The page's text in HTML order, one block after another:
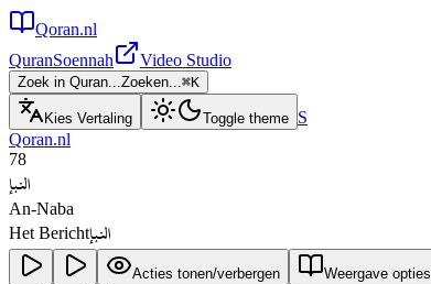
Qoran.nl
QuranSoennah Video Studio
Zoek in Quran...Zoeken...⌘K
Kies Vertaling Toggle theme S
Qoran.nl
78
النبإ
An-Naba
Het Berichtالنبإ
Acties tonen/verbergen Weergave opties